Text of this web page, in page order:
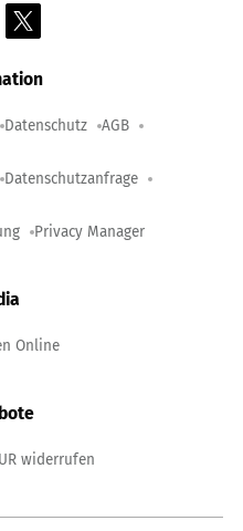
Datenschutz AGB
Datenschutzanfrage
Privacy Manager
Online
widerrufen